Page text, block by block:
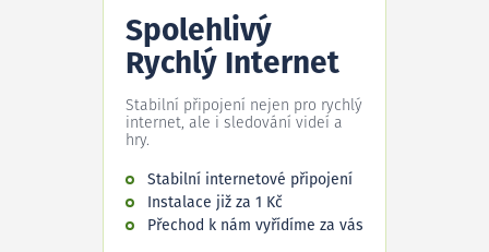
Spolehlivý
Rychlý Internet
Stabilní připojení nejen pro rychlý
internet, ale i sledování videí a
hry.
Stabilní internetové připojení
Instalace již za 1 Kč
Přechod k nám vyřídíme za vás